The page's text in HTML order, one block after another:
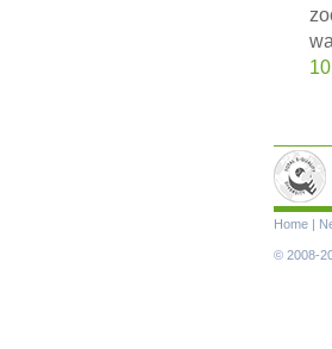
Navigation
Home |
© 2008-